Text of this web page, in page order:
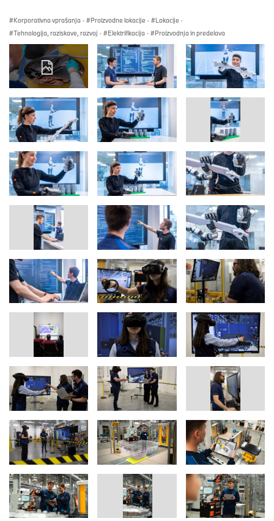
Korporativna vprašanja · Proizvodne lokacije · Lokacije ·
Tehnologija, raziskave, razvoj · Elektrifikacija · Proizvodnja in predelava